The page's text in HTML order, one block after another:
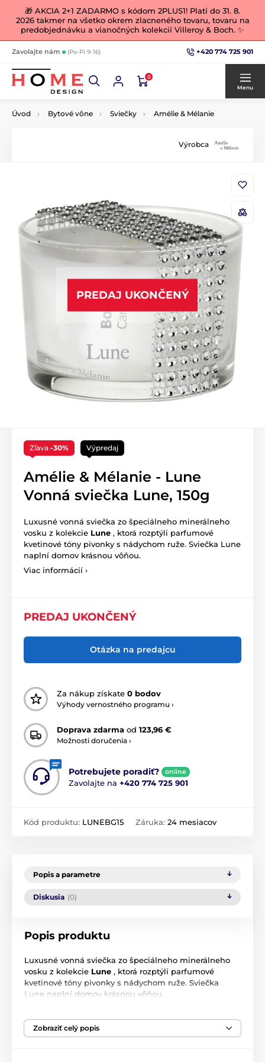
🎁 AKCIA 2+1 ZADARMO s kódom 2PLUS1! Platí do 31. 8.
2026 takmer na všetko okrem zlacneného tovaru, tovaru na
predobjednávku a vianočných kolekcií Villeroy & Boch. ✨
Zavolajte nám (Po-Pi 9-16) +420 774 725 901
0
Menu
Úvod Bytové vône Sviečky Amélie & Mélanie
Výrobca
PREDAJ UKONČENÝ
Zľava -30% Výpredaj
Amélie & Mélanie - Lune
Vonná sviečka Lune, 150g
Luxusné vonná sviečka zo špeciálneho minerálneho
vosku z kolekcie Lune , ktorá rozptýli parfumové
kvetinové tóny pivonky s nádychom ruže. Sviečka Lune
naplní domov krásnou vôňou.
Viac informácií ›
PREDAJ UKONČENÝ
Otázka na predajcu
Za nákup získate 0 bodov
Výhody vernostného programu ›
Doprava zdarma od 123,96 €
Možnosti doručenia ›
Potrebujete poradiť? online
Zavolajte na +420 774 725 901
Kód produktu: LUNEBG15 Záruka: 24 mesiacov
Popis a parametre
Diskusia (0)
Popis produktu
Luxusné vonná sviečka zo špeciálneho minerálneho
vosku z kolekcie Lune , ktorá rozptýli parfumové
kvetinové tóny pivonky s nádychom ruže. Sviečka
Lune naplní domov krásnou vôňou.
Hmotnosť: 150 g
Zobraziť celý popis